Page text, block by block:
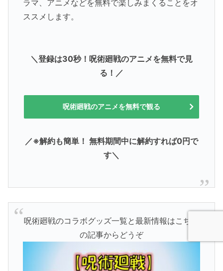
ラマ、アニメなどを無料で楽しみまくることをオ
ススメします。
＼登録は30秒！呪術廻戦のアニメを無料で見
る！／
呪術廻戦のアニメを無料で観る
／※解約も簡単！ 無料期間中に解約すれば0円で
す＼
呪術廻戦のコラボグッズ一覧と最新情報はこちら
の記事からどうぞ